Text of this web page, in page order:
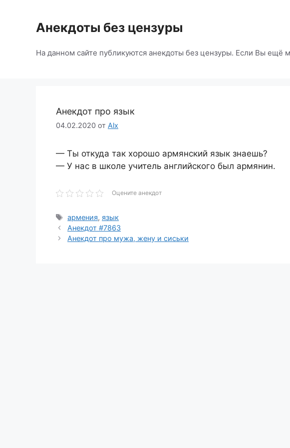
содержимомуАнекдоты без цензуры
На данном сайте публикуются анекдоты без цензуры. Если Вы ещё
Анекдот про язык
04.02.2020 от Alx
— Ты откуда так хорошо армянский язык знаешь?
— У нас в школе учитель английского был армянин.
Оцените анекдот
Метки
армения, язык
Анекдот #7863
Анекдот про мужа, жену и сиськи